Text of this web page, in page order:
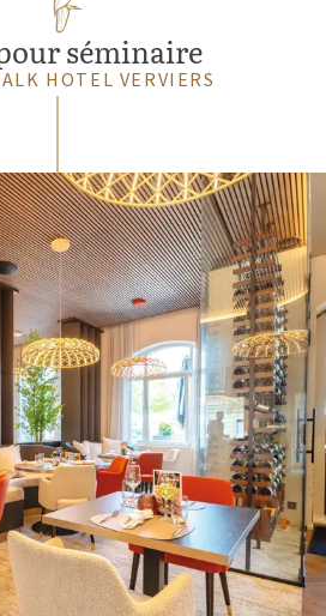
séminaire
HOTEL VERVIERS